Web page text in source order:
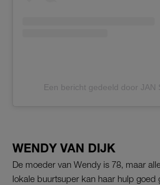
Een bericht gedeeld door JAN
WENDY VAN DIJK
De moeder van Wendy is 78, maar
lokale buurtsuper kan haar hulp goed